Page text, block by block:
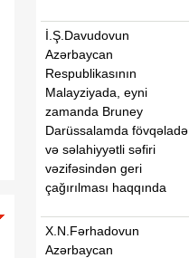
İ.Ş.Davudovun
Azərbaycan
Respublikasının
Malayziyada, eyni
zamanda Bruney
Darüssalamda fövqəladə
və səlahiyyətli səfiri
vəzifəsindən geri
çağırılması haqqında
X.N.Fərhadovun
Azərbaycan